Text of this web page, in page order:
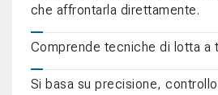
che affrontarla direttamente.
Comprende tecniche di lotta a
Si basa su precisione,